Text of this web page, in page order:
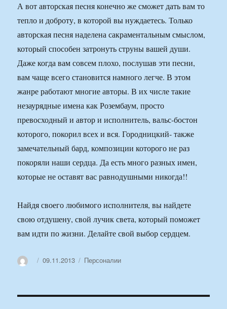
А вот авторская песня конечно же сможет дать вам то
тепло и доброту, в которой вы нуждаетесь. Только
авторская песня наделена сакраментальным смыслом,
который способен затронуть струны вашей души.
Даже когда вам совсем плохо, послушав эти песни,
вам чаще всего становится намного легче. В этом
жанре работают многие авторы. В их числе такие
незаурядные имена как Розембаум, просто
превосходный и автор и исполнитель, вальс-бостон
которого, покорил всех и вся. Городницкий- также
замечательный бард, композиции которого не раз
покоряли наши сердца. Да есть много разных имен,
которые не оставят вас равнодушными никогда!!
Найдя своего любимого исполнителя, вы найдете
свою отдушену, свой лучик света, который поможет
вам идти по жизни. Делайте свой выбор сердцем.
АвторОпубликовано
09.11.2013 Рубрики
Персоналии